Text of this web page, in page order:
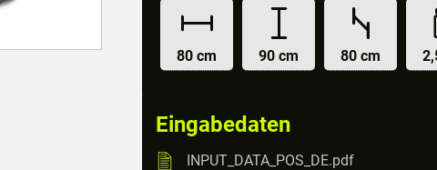
80 cm 90 cm 80 cm
Eingabedaten
INPUT_DATA_POS_DE.pdf